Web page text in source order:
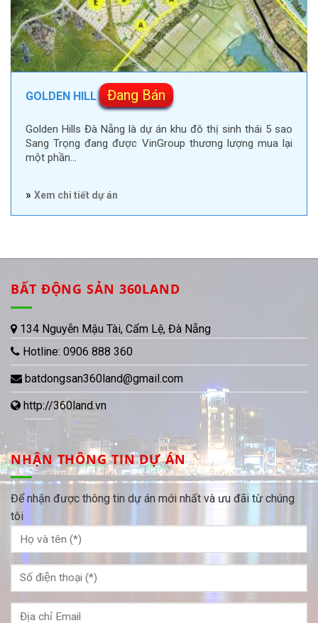
GOLDEN HILL Đang Bán
Golden Hills Đà Nẵng là dự án khu đô thị sinh thái 5 sao
Sang Trọng đang được VinGroup thương lượng mua lại
một phần…
» Xem chi tiết dự án
BẤT ĐỘNG SẢN 360LAND
134 Nguyễn Mậu Tài, Cẩm Lệ, Đà Nẵng
Hotline: 0906 888 360
batdongsan360land@gmail.com
http://360land.vn
NHẬN THÔNG TIN DỰ ÁN
Để nhận được thông tin dự án mới nhất và ưu đãi từ chúng
tôi